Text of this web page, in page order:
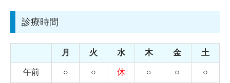
診療時間
月 火 水 木 金 土
午前 ○ ○ 休 ○ ○ ○